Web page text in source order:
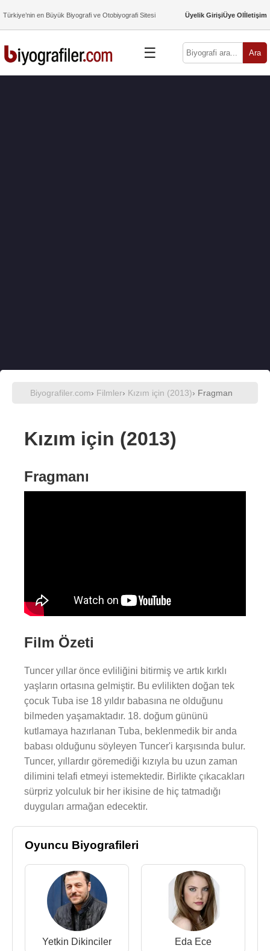
Türkiye’nin en Büyük Biyografi ve Otobiyografi Sitesi Üyelik GirişiÜye Olİletişim
☰ Ara
Biyografiler.com› Filmler› Kızım için (2013)› Fragman
Kızım için (2013)
Fragmanı
Film Özeti
Tuncer yıllar önce evliliğini bitirmiş ve artık kırklı
yaşların ortasına gelmiştir. Bu evlilikten doğan tek
çocuk Tuba ise 18 yıldır babasına ne olduğunu
bilmeden yaşamaktadır. 18. doğum gününü
kutlamaya hazırlanan Tuba, beklenmedik bir anda
babası olduğunu söyleyen Tuncer'i karşısında bulur.
Tuncer, yıllardır göremediği kızıyla bu uzun zaman
dilimini telafi etmeyi istemektedir. Birlikte çıkacakları
sürpriz yolculuk bir her ikisine de hiç tatmadığı
duyguları armağan edecektir.
Oyuncu Biyografileri
Yetkin Dikinciler Eda Ece